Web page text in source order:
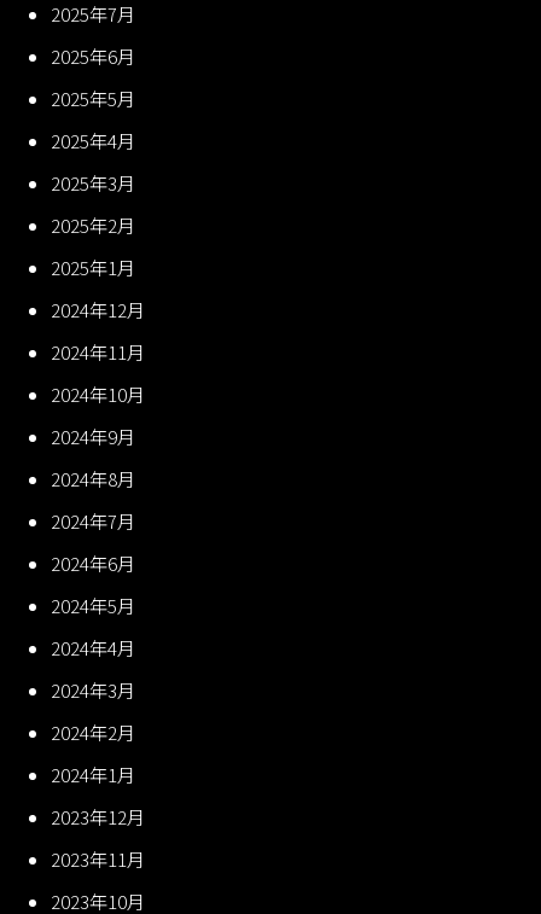
2025年7月
2025年6月
2025年5月
2025年4月
2025年3月
2025年2月
2025年1月
2024年12月
2024年11月
2024年10月
2024年9月
2024年8月
2024年7月
2024年6月
2024年5月
2024年4月
2024年3月
2024年2月
2024年1月
2023年12月
2023年11月
2023年10月